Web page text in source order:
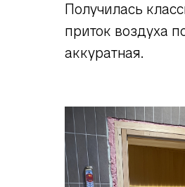
Получилась
приток воздуха
аккуратная.